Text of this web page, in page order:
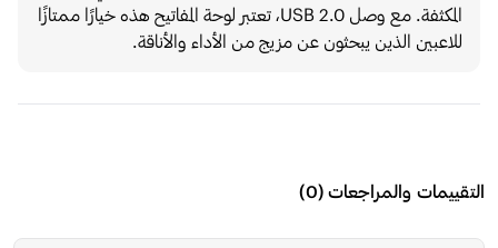
المكثفة. مع وصل USB 2.0، تعتبر لوحة المفاتيح هذه خيارًا ممتازًا
للاعبين الذين يبحثون عن مزيج من الأداء والأناقة.
التقييمات والمراجعات(
0
)